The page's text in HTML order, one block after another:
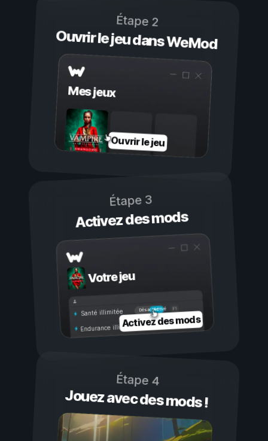
Étape 2
Ouvrir le jeu dans WeMod
Mes jeux
Ouvrir le jeu
Étape 3
Activez des mods
Votre jeu
Activé
Désactivé
Santé illimitée
Endurance illimitéeActivez des mods
Étape 4
Jouez avec des mods !